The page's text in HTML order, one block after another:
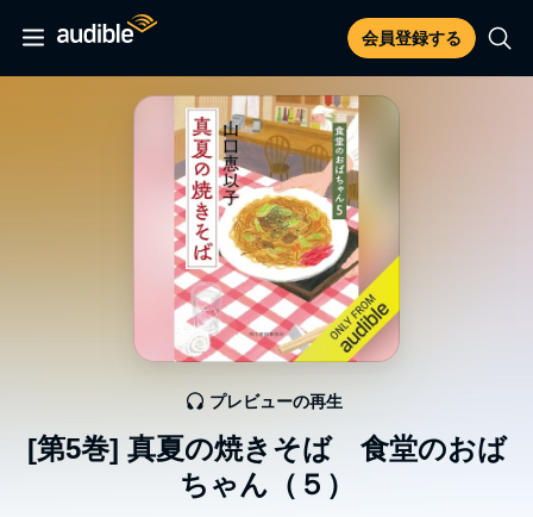
会員登録する
[第5巻] 真夏の焼きそば 食堂のおば
ちゃん（５）
プレビューの再生